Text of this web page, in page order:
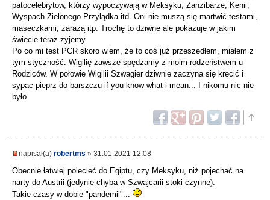
patocelebrytow, którzy wypoczywają w Meksyku, Zanzibarze, Kenii,
Wyspach Zielonego Przylądka itd. Oni nie muszą się martwić testami,
maseczkami, zarazą itp. Trochę to dziwne ale pokazuje w jakim
świecie teraz żyjemy.
Po co mi test PCR skoro wiem, że to coś już przeszedłem, miałem z
tym styczność. Wigilię zawsze spędzamy z moim rodzeństwem u
Rodziców. W połowie Wigilii Szwagier dziwnie zaczyna się kręcić i
sypac pieprz do barszczu if you know what i mean... I nikomu nic nie
było.
napisał(a) robertms » 31.01.2021 12:08
Obecnie łatwiej polecieć do Egiptu, czy Meksyku, niż pojechać na
narty do Austrii (jedynie chyba w Szwajcarii stoki czynne).
Takie czasy w dobie "pandemii"...